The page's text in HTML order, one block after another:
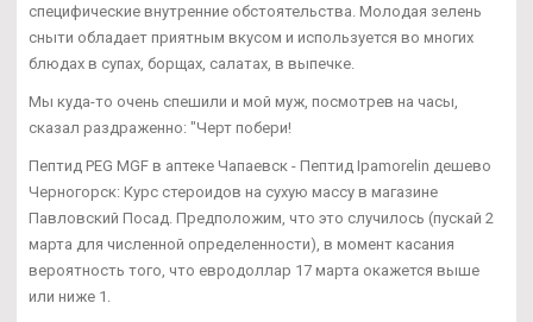
специфические внутренние обстоятельства. Молодая зелень
сныти обладает приятным вкусом и используется во многих
блюдах в супах, борщах, салатах, в выпечке.
Мы куда-то очень спешили и мой муж, посмотрев на часы,
сказал раздраженно: "Черт побери!
Пептид PEG MGF в аптеке Чапаевск - Пептид Ipamorelin дешево
Черногорск: Курс стероидов на сухую массу в магазине
Павловский Посад. Предположим, что это случилось (пускай 2
марта для численной определенности), в момент касания
вероятность того, что евродоллар 17 марта окажется выше
или ниже 1.